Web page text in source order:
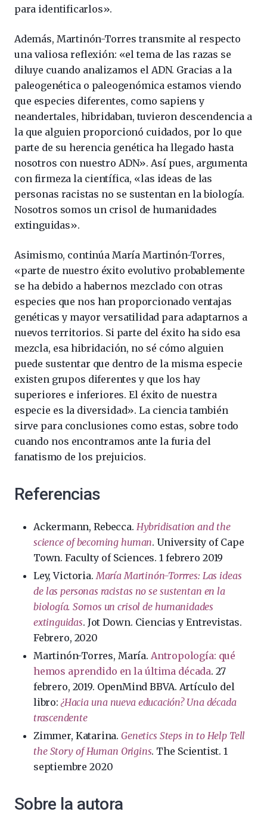
para identificarlos».
Además, Martinón-Torres transmite al respecto
una valiosa reflexión: «el tema de las razas se
diluye cuando analizamos el ADN. Gracias a la
paleogenética o paleogenómica estamos viendo
que especies diferentes, como sapiens y
neandertales, hibridaban, tuvieron descendencia a
la que alguien proporcionó cuidados, por lo que
parte de su herencia genética ha llegado hasta
nosotros con nuestro ADN». Así pues, argumenta
con firmeza la científica, «las ideas de las
personas racistas no se sustentan en la biología.
Nosotros somos un crisol de humanidades
extinguidas».
Asimismo, continúa María Martinón-Torres,
«parte de nuestro éxito evolutivo probablemente
se ha debido a habernos mezclado con otras
especies que nos han proporcionado ventajas
genéticas y mayor versatilidad para adaptarnos a
nuevos territorios. Si parte del éxito ha sido esa
mezcla, esa hibridación, no sé cómo alguien
puede sustentar que dentro de la misma especie
existen grupos diferentes y que los hay
superiores e inferiores. El éxito de nuestra
especie es la diversidad». La ciencia también
sirve para conclusiones como estas, sobre todo
cuando nos encontramos ante la furia del
fanatismo de los prejuicios.
Referencias
Ackermann, Rebecca. Hybridisation and the
science of becoming human. University of Cape
Town. Faculty of Sciences. 1 febrero 2019
Ley, Victoria. María Martinón-Torrres: Las ideas
de las personas racistas no se sustentan en la
biología. Somos un crisol de humanidades
extinguidas. Jot Down. Ciencias y Entrevistas.
Febrero, 2020
Martinón-Torres, María. Antropología: qué
hemos aprendido en la última década. 27
febrero, 2019. OpenMind BBVA. Artículo del
libro:¿Hacia una nueva educación? Una década
trascendente
Zimmer, Katarina.Genetics Steps in to Help Tell
the Story of Human Origins. The Scientist. 1
septiembre 2020
Sobre la autora